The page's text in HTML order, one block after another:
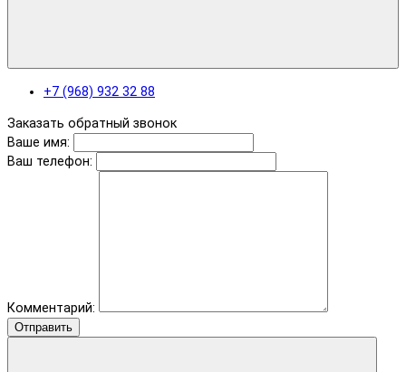
+7 (968) 932 32 88
Заказать обратный звонок
Ваше имя:
Ваш телефон:
Комментарий:
Отправить